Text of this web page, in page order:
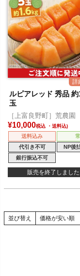
ルピアレッド 秀品 約
玉
［上富良野町］荒農園
¥10,000税込
送料込み
代引き不可
NP後
銀行振込不可
販売を終了しました
並び替え 価格が安い順